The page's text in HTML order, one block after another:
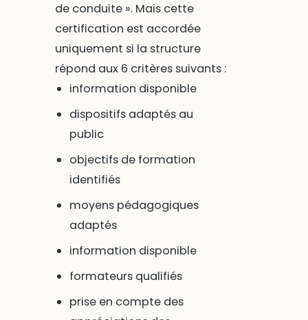
de conduite ». Mais cette
certification est accordée
uniquement si la structure
répond aux 6 critères suivants :
information disponible
dispositifs adaptés au
public
objectifs de formation
identifiés
moyens pédagogiques
adaptés
information disponible
formateurs qualifiés
prise en compte des